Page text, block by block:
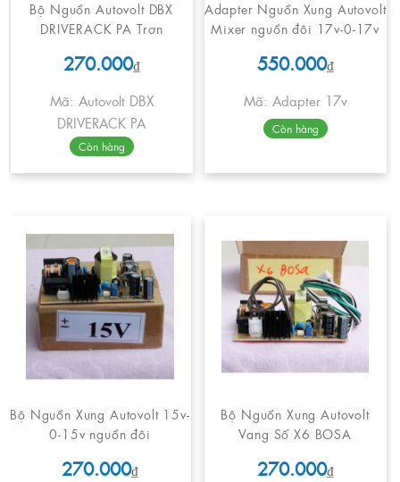
Bộ Nguồn Autovolt DBX
DRIVERACK PA Trơn
270.000₫
Mã: Autovolt DBX
DRIVERACK PA
Còn hàng
Adapter Nguồn Xung Autovolt
Mixer nguồn đôi 17v-0-17v
550.000₫
Mã: Adapter 17v
Còn hàng
Bộ Nguồn Xung Autovolt 15v-
0-15v nguồn đôi
270.000₫
Bộ Nguồn Xung Autovolt
Vang Số X6 BOSA
270.000₫